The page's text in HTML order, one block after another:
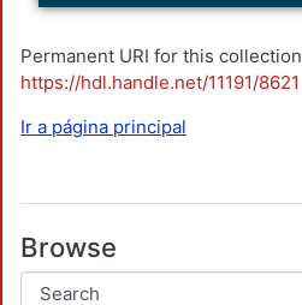
Permanent URI for this collection
https://hdl.handle.net/11191/8621
Ir a página principal
Browse